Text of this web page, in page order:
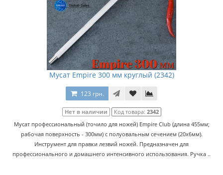
Мусат Empire 300 мм круглый (2342)
123 грн.
Нет в наличии Код товара: 2342
Мусат профессиональный (точило для ножей) Empire Club (длина 455мм;
рабочая поверхность - 300мм) с полуовальным сечением (20х6мм).
Инструмент для правки лезвий ножей. Предназначен для
профессионального и домашнего интенсивного использования. Ручка ..